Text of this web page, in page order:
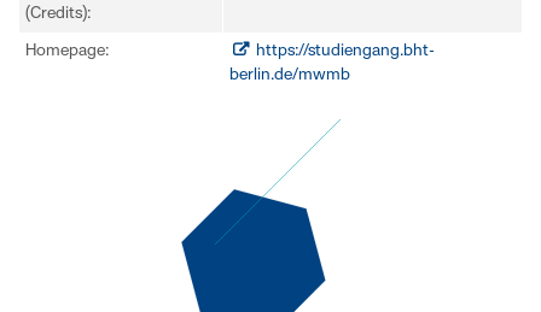
(Credits):
Homepage:
https://studiengang.bht-
berlin.de/mwmb